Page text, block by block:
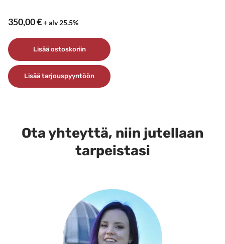
350,00€+ alv 25.5%
Lisää ostoskoriin
Lisää tarjouspyyntöön
Ota yhteyttä, niin jutellaan
tarpeistasi